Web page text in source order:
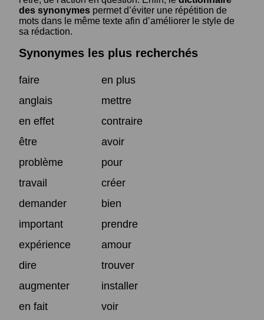
des synonymes permet d’éviter une répétition de
mots dans le même texte afin d’améliorer le style de
sa rédaction.
Synonymes les plus recherchés
faire
en plus
anglais
mettre
en effet
contraire
être
avoir
problème
pour
travail
créer
demander
bien
important
prendre
expérience
amour
dire
trouver
augmenter
installer
en fait
voir